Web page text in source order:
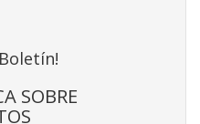
SOBRE